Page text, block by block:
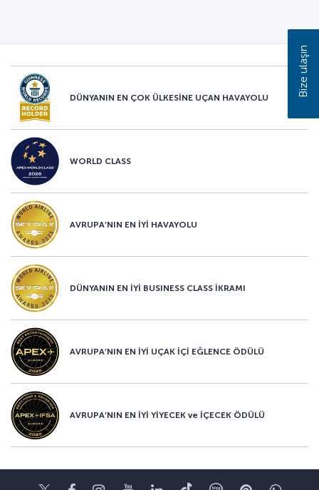
DÜNYANIN EN ÇOK ÜLKESİNE UÇAN HAVAYOLU
WORLD CLASS
AVRUPA’NIN EN İYİ HAVAYOLU
DÜNYANIN EN İYİ BUSINESS CLASS İKRAMI
AVRUPA’NIN EN İYİ UÇAK İÇİ EĞLENCE ÖDÜLÜ
AVRUPA’NIN EN İYİ YİYECEK ve İÇECEK ÖDÜLÜ
Bize ulaşın